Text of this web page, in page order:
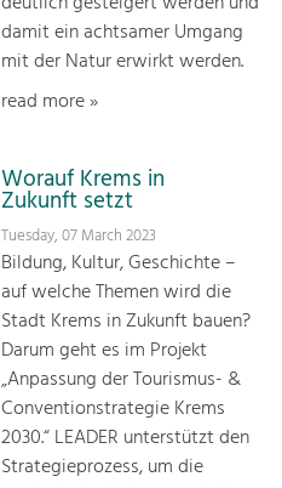
damit ein achtsamer Umgang
mit der Natur erwirkt werden.
read more »
Worauf Krems in
Zukunft setzt
Tuesday, 07 March 2023
Bildung, Kultur, Geschichte –
auf welche Themen wird die
Stadt Krems in Zukunft bauen?
Darum geht es im Projekt
„Anpassung der Tourismus- &
Conventionstrategie Krems
2030.“ LEADER unterstützt den
Strategieprozess, um die